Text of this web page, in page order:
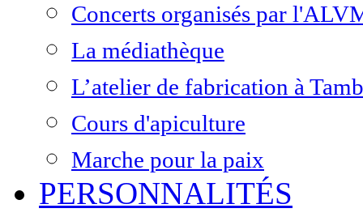
Concerts organisés par
La médiathèque
L’atelier de fabrication à
Cours d'apiculture
Marche pour la paix
PERSONNALITÉS